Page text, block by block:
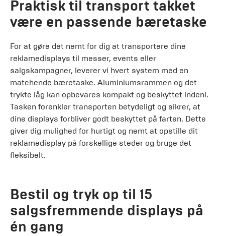
Praktisk til transport takket
være en passende bæretaske
For at gøre det nemt for dig at transportere dine
reklamedisplays til messer, events eller
salgskampagner, leverer vi hvert system med en
matchende bæretaske. Aluminiumsrammen og det
trykte låg kan opbevares kompakt og beskyttet indeni.
Tasken forenkler transporten betydeligt og sikrer, at
dine displays forbliver godt beskyttet på farten. Dette
giver dig mulighed for hurtigt og nemt at opstille dit
reklamedisplay på forskellige steder og bruge det
fleksibelt.
Bestil og tryk op til 15
salgsfremmende displays på
én gang